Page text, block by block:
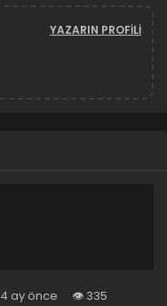
YAZARIN PROFILI
4 ay önce 335